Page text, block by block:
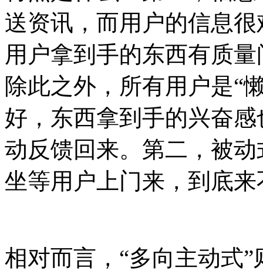
送资讯，而用户的信息
用户拿到手的东西有质
除此之外，所有用户是“
好，东西拿到手的兴奋
动反馈回来。第二，被
坐等用户上门来，到底
相对而言，“多向主动式